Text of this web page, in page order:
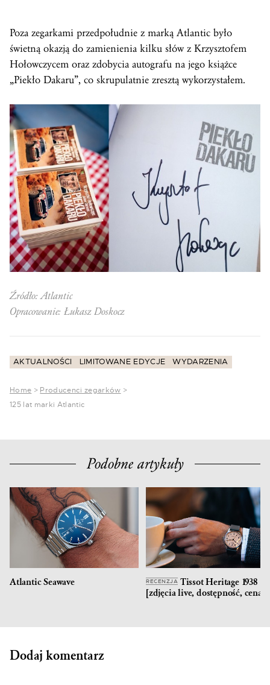
Poza zegarkami przedpołudnie z marką Atlantic było
świetną okazją do zamienienia kilku słów z Krzysztofem
Hołowczycem oraz zdobycia autografu na jego książce
„Piekło Dakaru”, co skrupulatnie zresztą wykorzystałem.
Źródło: Atlantic
Opracowanie: Łukasz Doskocz
AKTUALNOŚCI LIMITOWANE EDYCJE WYDARZENIA
Home > Producenci zegarków >
125 lat marki Atlantic
Podobne artykuły
Atlantic Seawave RECENZJA Tissot Heritage 1938
[zdjęcia live, dostępność, cena]
Dodaj komentarz